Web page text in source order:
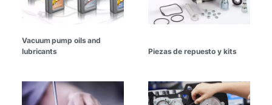
Vacuum pump oils and
lubricants
Piezas de repuesto y kits